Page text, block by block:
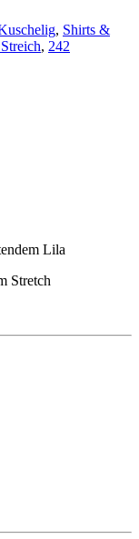
, Shirts &
, 242
Lila
Stretch